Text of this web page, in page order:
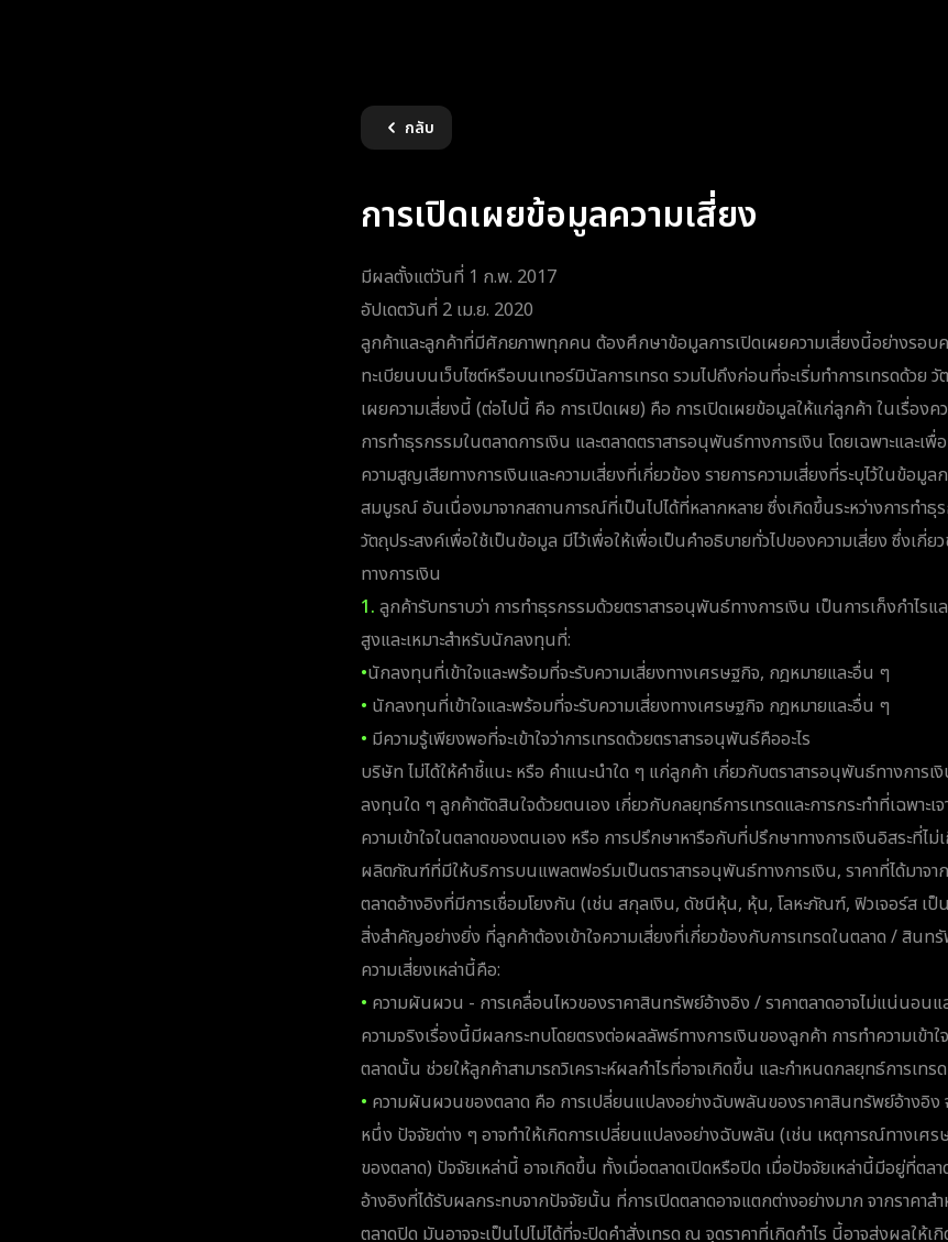
กลับ
การเปิดเผยข้อมูลความเสี่ยง
มีผลตั้งแต่วันที่ 1 ก.พ. 2017
อัปเดตวันที่ 2 เม.ย. 2020
ลูกค้าและลูกค้าที่มีศักยภาพทุกคน ต้องศึกษาข้อมูลการเปิดเผยความเสี่ยงนี้อย่างรอบ
ทะเบียนบนเว็บไซต์หรือบนเทอร์มินัลการเทรด รวมไปถึงก่อนที่จะเริ่มทำการเทรดด้วย
เผยความเสี่ยงนี้ (ต่อไปนี้ คือ การเปิดเผย) คือ การเปิดเผยข้อมูลให้แก่ลูกค้า ในเรื่องค
การทำธุรกรรมในตลาดการเงิน และตลาดตราสารอนุพันธ์ทางการเงิน โดยเฉพาะและเ
ความสูญเสียทางการเงินและความเสี่ยงที่เกี่ยวข้อง รายการความเสี่ยงที่ระบุไว้ในข้อมู
สมบูรณ์ อันเนื่องมาจากสถานการณ์ที่เป็นไปได้ที่หลากหลาย ซึ่งเกิดขึ้นระหว่างการทำธุ
วัตถุประสงค์เพื่อใช้เป็นข้อมูล มีไว้เพื่อให้เพื่อเป็นคำอธิบายทั่วไปของความเสี่ยง ซึ่งเกี่
ทางการเงิน
1. ลูกค้ารับทราบว่า การทำธุรกรรมด้วยตราสารอนุพันธ์ทางการเงิน เป็นการเก็งกำไร
สูงและเหมาะสำหรับนักลงทุนที่:
•นักลงทุนที่เข้าใจและพร้อมที่จะรับความเสี่ยงทางเศรษฐกิจ, กฎหมายและอื่น ๆ
• นักลงทุนที่เข้าใจและพร้อมที่จะรับความเสี่ยงทางเศรษฐกิจ กฎหมายและอื่น ๆ
• มีความรู้เพียงพอที่จะเข้าใจว่าการเทรดด้วยตราสารอนุพันธ์คืออะไร
บริษัท ไม่ได้ให้คำชี้แนะ หรือ คำแนะนำใด ๆ แก่ลูกค้า เกี่ยวกับตราสารอนุพันธ์ทางการเงิ
ลงทุนใด ๆ ลูกค้าตัดสินใจด้วยตนเอง เกี่ยวกับกลยุทธ์การเทรดและการกระทำที่เฉพาะเจ
ความเข้าใจในตลาดของตนเอง หรือ การปรึกษาหารือกับที่ปรึกษาทางการเงินอิสระที่ไ
ผลิตภัณฑ์ที่มีให้บริการบนแพลตฟอร์มเป็นตราสารอนุพันธ์ทางการเงิน, ราคาที่ได้มาจ
ตลาดอ้างอิงที่มีการเชื่อมโยงกัน (เช่น สกุลเงิน, ดัชนีหุ้น, หุ้น, โลหะภัณฑ์, ฟิวเจอร์ส เป็
สิ่งสำคัญอย่างยิ่ง ที่ลูกค้าต้องเข้าใจความเสี่ยงที่เกี่ยวข้องกับการเทรดในตลาด / สินท
ความเสี่ยงเหล่านี้คือ:
• ความผันผวน - การเคลื่อนไหวของราคาสินทรัพย์อ้างอิง / ราคาตลาดอาจไม่แน่นอนแ
ความจริงเรื่องนี้มีผลกระทบโดยตรงต่อผลลัพธ์ทางการเงินของลูกค้า การทำความเข้
ตลาดนั้น ช่วยให้ลูกค้าสามารถวิเคราะห์ผลกำไรที่อาจเกิดขึ้น และกำหนดกลยุทธ์การเทรด
• ความผันผวนของตลาด คือ การเปลี่ยนแปลงอย่างฉับพลันของราคาสินทรัพย์อ้างอิง
หนึ่ง ปัจจัยต่าง ๆ อาจทำให้เกิดการเปลี่ยนแปลงอย่างฉับพลัน (เช่น เหตุการณ์ทางเศร
ของตลาด) ปัจจัยเหล่านี้ อาจเกิดขึ้น ทั้งเมื่อตลาดเปิดหรือปิด เมื่อปัจจัยเหล่านี้มีอยู่ที่ต
อ้างอิงที่ได้รับผลกระทบจากปัจจัยนั้น ที่การเปิดตลาดอาจแตกต่างอย่างมาก จากราคา
ตลาดปิด มันอาจจะเป็นไปไม่ได้ที่จะปิดคำสั่งเทรด ณ จุดราคาที่เกิดกำไร นี้อาจส่งผลให้เ